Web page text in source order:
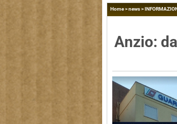
Home>news>
Anzio: